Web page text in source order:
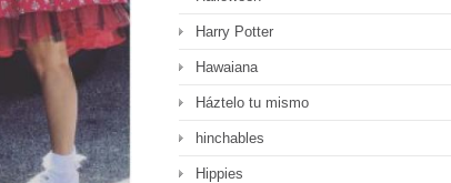
Harry Potter
Hawaiana
Háztelo tu mismo
hinchables
Hippies